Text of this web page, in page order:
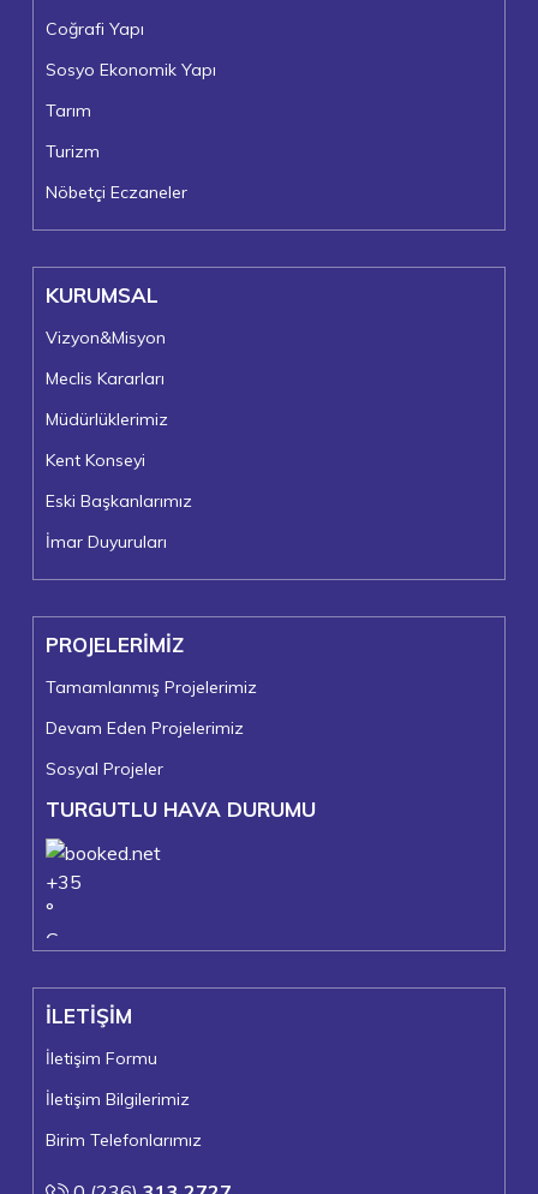
Coğrafi Yapı
Sosyo Ekonomik Yapı
Tarım
Turizm
Nöbetçi Eczaneler
KURUMSAL
Vizyon&Misyon
Meclis Kararları
Müdürlüklerimiz
Kent Konseyi
Eski Başkanlarımız
İmar Duyuruları
PROJELERİMİZ
Tamamlanmış Projelerimiz
Devam Eden Projelerimiz
Sosyal Projeler
TURGUTLU HAVA DURUMU
+35
°
C
+24°
Turgutlu
Perşembe, 06
İLETİŞİM
İletişim Formu
İletişim Bilgilerimiz
Birim Telefonlarımız